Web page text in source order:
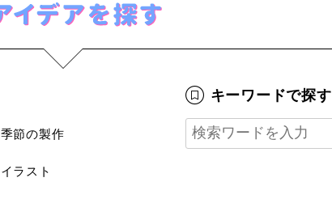
季節の製作
イラスト
キーワードで探す